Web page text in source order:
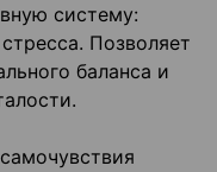
систему:
Позволяет
баланса и